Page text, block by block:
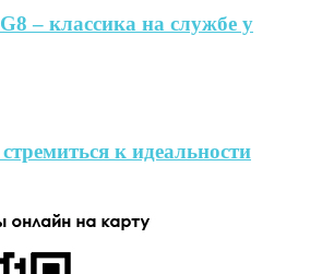
– классика на службе у
к идеальности